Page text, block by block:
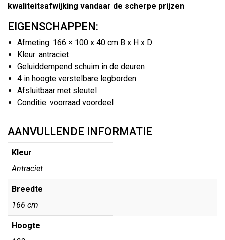
kwaliteitsafwijking vandaar de scherpe prijzen
EIGENSCHAPPEN:
Afmeting: 166 × 100 x 40 cm B x H x D
Kleur: antraciet
Geluiddempend schuim in de deuren
4 in hoogte verstelbare legborden
Afsluitbaar met sleutel
Conditie: voorraad voordeel
AANVULLENDE INFORMATIE
Kleur
Antraciet
Breedte
166 cm
Hoogte